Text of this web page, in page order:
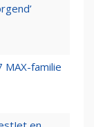
MAX-familie